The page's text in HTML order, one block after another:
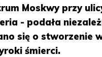
Moskwy przy
- podała
się o stworzenie
śmierci.